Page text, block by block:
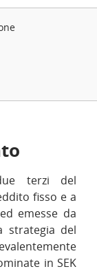
terzi del
fisso e a
emesse da
strategia del
in SEK